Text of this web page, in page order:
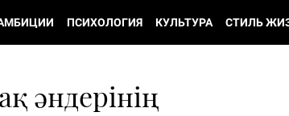
ПСИХОЛОГИЯ КУЛЬТУРА СТИЛЬ
әндерінің